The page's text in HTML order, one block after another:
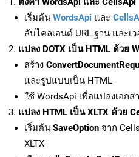
เริ่มต้น WordsApi และ
ลับไคลเอนต์ URL ฐาน และเ
แปลง DOTX เป็น HTML ด้วย
สร้าง
และรูปแบบเป็น HTML
ใช้ WordsApi เพื่อแปลงเอกส
แปลง HTML เป็น XLTX ด้วย
เริ่มต้น SaveOption จาก
XLTX